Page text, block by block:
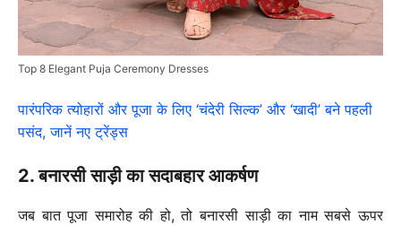
Top 8 Elegant Puja Ceremony Dresses
पारंपरिक त्योहारों और पूजा के लिए ‘चंदेरी सिल्क’ और ‘खादी’ बने पहली
पसंद, जानें नए ट्रेंड्स
2. बनारसी साड़ी का सदाबहार आकर्षण
जब बात पूजा समारोह की हो, तो बनारसी साड़ी का नाम सबसे ऊपर